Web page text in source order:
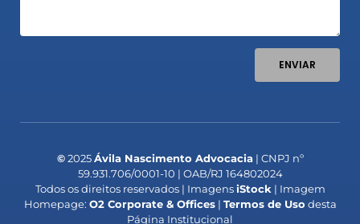
ENVIAR
©2025Ávila Nascimento Advocacia| CNPJ nº
59.931.706/0001-10 | OAB/RJ 164802024
Todos os direitos reservados | ImagensiStock | Imagem
Homepage: O2 Corporate & Offices| Termos de Uso desta
Página Institucional